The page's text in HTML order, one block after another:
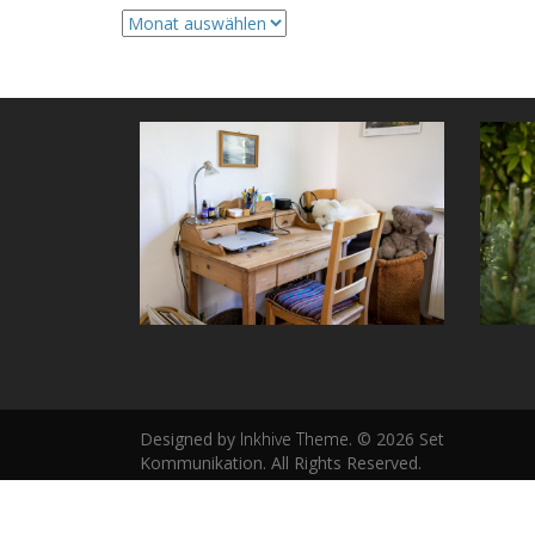
Archive
Designed by Inkhive Theme. © 2026 Set
Kommunikation. All Rights Reserved.